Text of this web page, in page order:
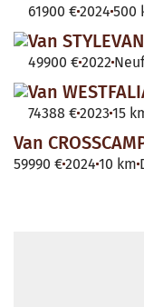
61900 €2024 500
Van
49900 €2022 Neuf
Van
74388 €2023 15
Van
59990 €2024 10 km